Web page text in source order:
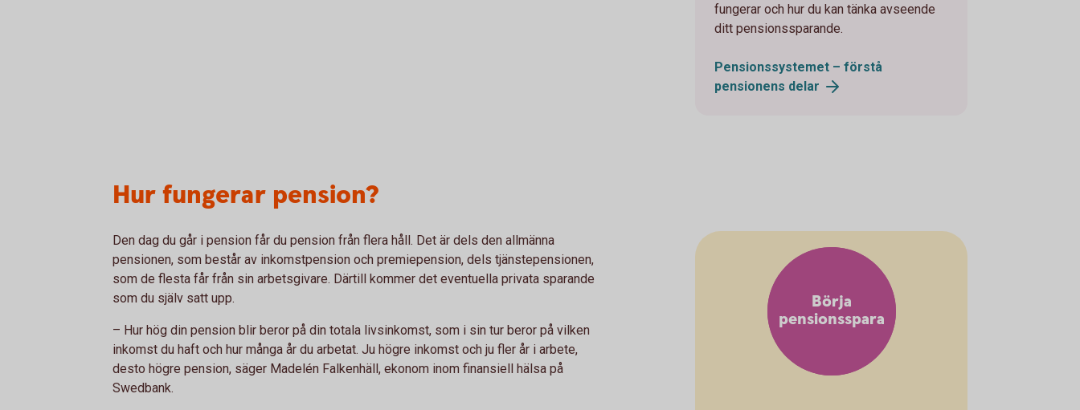
fungerar och hur du kan tänka avseende
ditt pensionssparande.
Pensionssystemet – förstå
pensionens delar
Hur fungerar pension?
Den dag du går i pension får du pension från flera håll. Det är dels den allmänna
pensionen, som består av inkomstpension och premiepension, dels tjänstepensionen,
som de flesta får från sin arbetsgivare. Därtill kommer det eventuella privata sparande
som du själv satt upp.
– Hur hög din pension blir beror på din totala livsinkomst, som i sin tur beror på vilken
inkomst du haft och hur många år du arbetat. Ju högre inkomst och ju fler år i arbete,
desto högre pension, säger Madelén Falkenhäll, ekonom inom finansiell hälsa på
Swedbank.
Börja
pensionsspara